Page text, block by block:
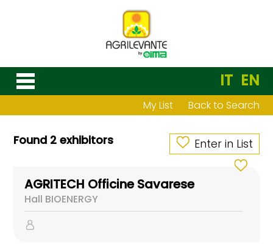
IT EN
My List Back to Search
Found 2 exhibitors Enter in List
AGRITECH Officine Savarese
Hall BIOENERGY